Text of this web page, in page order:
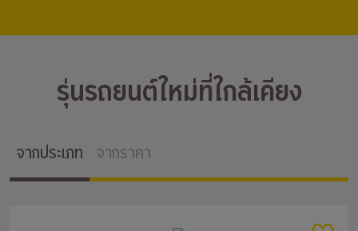
รุ่นรถยนต์ใหม่ที่ใกล้เคียง
จากประเภท จากราคา